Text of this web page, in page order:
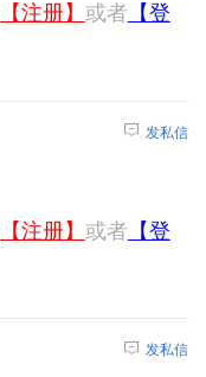
【注册】 或者 【登
发私信
【注册】 或者 【登
发私信